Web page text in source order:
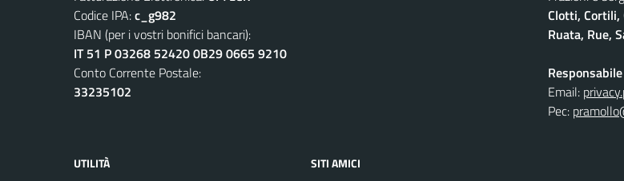
Codice IPA:c_g982
IBAN (per i vostri bonifici bancari):
IT 51 P 03268 52420 0B29 0665 9210
Conto Corrente Postale:
33235102
Clotti, Cortili,
Ruata, Rue,
Email:
Pec:
UTILITÀ SITI AMICI